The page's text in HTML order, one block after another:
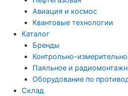
Авиация и космос
Квантовые технологии
Каталог
Бренды
Контрольно-
Паяльное и
Оборудование по
Склад